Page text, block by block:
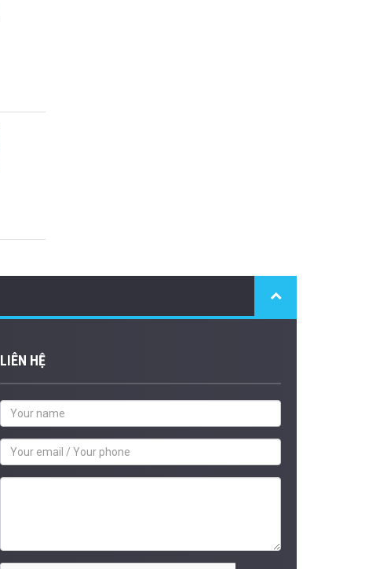
LIÊN HỆ